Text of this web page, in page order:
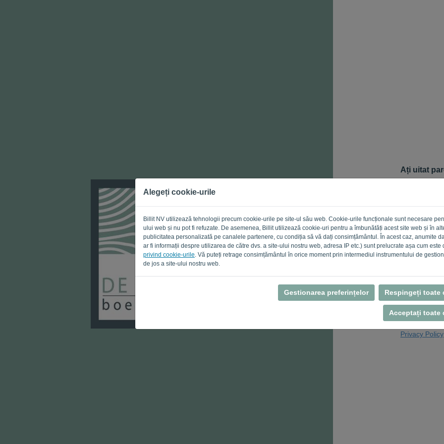
Alegeți cookie-urile
Billit NV utilizează tehnologii precum cookie-urile pe site-ul său web. Cookie-urile funcționale sunt necesare
ului web și nu pot fi refuzate. De asemenea, Billit utilizează cookie-uri pentru a îmbunătăți acest site web și în
publicitatea personalizată pe canalele partenere, cu condiția să vă dați consimțământul. În acest caz, anumite
ar fi informații despre utilizarea de către dvs. a site-ului nostru web, adresa IP etc.) sunt prelucrate așa cum este
privind cookie-urile. Vă puteți retrage consimțământul în orice moment prin intermediul instrumentului de
de jos a site-ului nostru web.
Gestionarea preferințelor Respingeți toate
Acceptați toate
Ați uitat
Pentru a vă
pentru a vă
E-mail
Nu ești un
Înapoi la
Privacy Policy